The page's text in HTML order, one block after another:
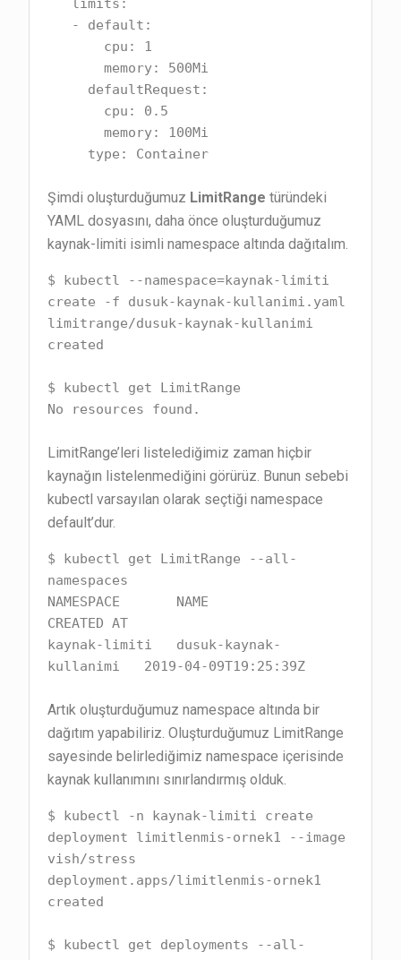
       memory: 500Mi
       memory: 100Mi
     type: Container
Şimdi oluşturduğumuz LimitRangetüründeki
YAML dosyasını, daha önce oluşturduğumuz
kaynak-limiti isimli namespace altında dağıtalım.
$ kubectl --namespace=kaynak-limiti
create -f dusuk-kaynak-kullanimi.yaml
limitrange/dusuk-kaynak-kullanimi
created
$ kubectl get LimitRange
No resources found.
LimitRange’leri listelediğimiz zaman hiçbir
kaynağın listelenmediğini görürüz. Bunun sebebi
kubectl varsayılan olarak seçtiği namespace
default’dur.
$ kubectl get LimitRange --all-
namespaces
NAMESPACE       NAME
CREATED AT
kaynak-limiti   dusuk-kaynak-
kullanimi   2019-04-09T19:25:39Z
Artık oluşturduğumuz namespace altında bir
dağıtım yapabiliriz. Oluşturduğumuz LimitRange
sayesinde belirlediğimiz namespace içerisinde
kaynak kullanımını sınırlandırmış olduk.
$ kubectl -n kaynak-limiti create
deployment limitlenmis-ornek1 --image
vish/stress
deployment.apps/limitlenmis-ornek1
created
$ kubectl get deployments --all-